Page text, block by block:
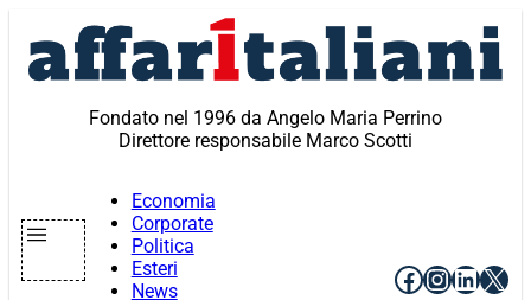
contenuto
Fondato nel 1996 da Angelo Maria Perrino
Direttore responsabile Marco Scotti
Economia
Corporate
Politica
Esteri
News
Facebook
X